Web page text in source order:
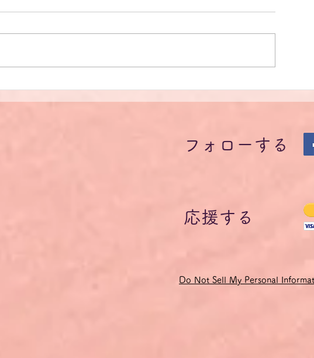
【ドイツ語文法】§17 Fragen
【ドイツ語文法
詞 III 不定詞句
フォローする
応援する
Do Not Sell My Personal